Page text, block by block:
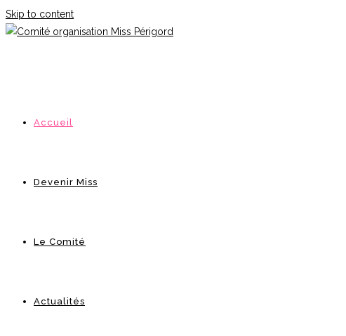
Skip to content
Accueil
Devenir Miss
Le Comité
Actualités